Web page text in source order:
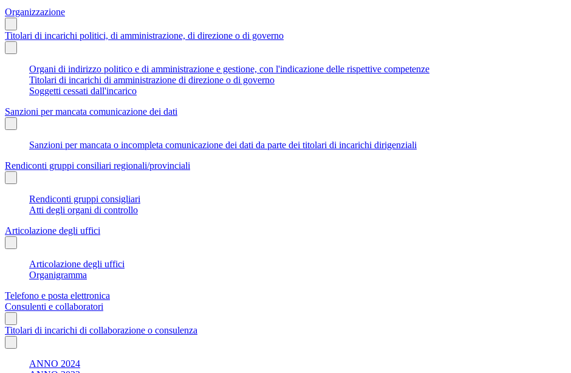
Organizzazione
Titolari di incarichi politici, di amministrazione, di direzione o di governo
Organi di indirizzo politico e di amministrazione e gestione, con l'indicazione delle rispettive competenze
Titolari di incarichi di amministrazione di direzione o di governo
Soggetti cessati dall'incarico
Sanzioni per mancata comunicazione dei dati
Sanzioni per mancata o incompleta comunicazione dei dati da parte dei titolari di incarichi dirigenziali
Rendiconti gruppi consiliari regionali/provinciali
Rendiconti gruppi consigliari
Atti degli organi di controllo
Articolazione degli uffici
Articolazione degli uffici
Organigramma
Telefono e posta elettronica
Consulenti e collaboratori
Titolari di incarichi di collaborazione o consulenza
ANNO 2024